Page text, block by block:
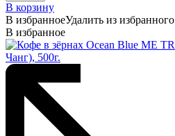
В корзину
В избранноеУдалить из избранного
В избранное